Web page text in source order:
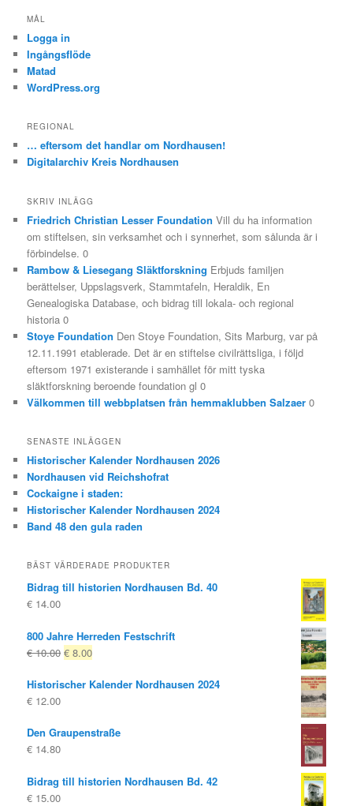
MÅL
Logga in
Ingångsflöde
Matad
WordPress.org
REGIONAL
… eftersom det handlar om Nordhausen!
Digitalarchiv Kreis Nordhausen
SKRIV INLÄGG
Friedrich Christian Lesser Foundation Vill du ha information
om stiftelsen, sin verksamhet och i synnerhet, som sålunda är i
förbindelse. 0
Rambow & Liesegang Släktforskning Erbjuds familjen
berättelser, Uppslagsverk, Stammtafeln, Heraldik, En
Genealogiska Database, och bidrag till lokala- och regional
historia 0
Stoye Foundation Den Stoye Foundation, Sits Marburg, var på
12.11.1991 etablerade. Det är en stiftelse civilrättsliga, i följd
eftersom 1971 existerande i samhället för mitt tyska
släktforskning beroende foundation gl 0
Välkommen till webbplatsen från hemmaklubben Salzaer 0
SENASTE INLÄGGEN
Historischer Kalender Nordhausen 2026
Nordhausen vid Reichshofrat
Cockaigne i staden:
Historischer Kalender Nordhausen 2024
Band 48 den gula raden
BÄST VÄRDERADE PRODUKTER
Bidrag till historien Nordhausen Bd. 40
€ 14.00
800 Jahre Herreden Festschrift
€10.00 Ursprungligt
var:
€ 8.00Nuvarande
är:
Historischer Kalender Nordhausen 2024
€ 12.00
Den Graupenstraße
€ 14.80
Bidrag till historien Nordhausen Bd. 42
€ 15.00